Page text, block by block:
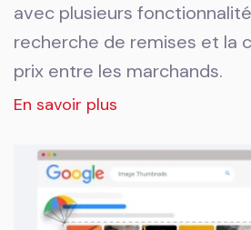
avec plusieurs
recherche de remises et la
prix entre les marchands.
En savoir plus